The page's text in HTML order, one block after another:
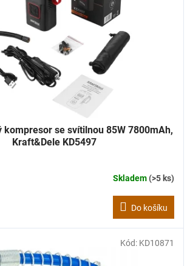
se svítilnou 85W 7800mAh,
Kraft&Dele KD5497
Skladem(>5 ks)
Do košíku
Kód: KD10871